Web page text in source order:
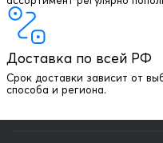
Доставка по всей РФ
Срок доставки зависит от
способа и региона.
+7 903 003 03
Написать